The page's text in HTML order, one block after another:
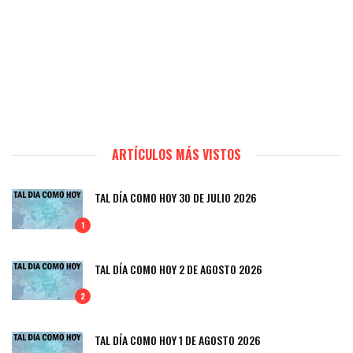
ARTÍCULOS MÁS VISTOS
1
TAL DÍA COMO HOY 30 DE JULIO 2026
2
TAL DÍA COMO HOY 2 DE AGOSTO 2026
TAL DÍA COMO HOY 1 DE AGOSTO 2026